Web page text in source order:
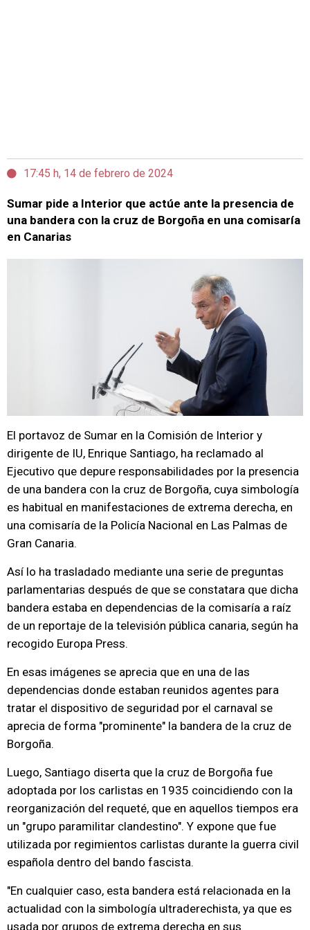
17:45 h, 14 de febrero de 2024
Sumar pide a Interior que actúe ante la presencia de
una bandera con la cruz de Borgoña en una comisaría
en Canarias
El portavoz de Sumar en la Comisión de Interior y
dirigente de IU, Enrique Santiago, ha reclamado al
Ejecutivo que depure responsabilidades por la presencia
de una bandera con la cruz de Borgoña, cuya simbología
es habitual en manifestaciones de extrema derecha, en
una comisaría de la Policía Nacional en Las Palmas de
Gran Canaria.
Así lo ha trasladado mediante una serie de preguntas
parlamentarias después de que se constatara que dicha
bandera estaba en dependencias de la comisaría a raíz
de un reportaje de la televisión pública canaria, según ha
recogido Europa Press.
En esas imágenes se aprecia que en una de las
dependencias donde estaban reunidos agentes para
tratar el dispositivo de seguridad por el carnaval se
aprecia de forma "prominente" la bandera de la cruz de
Borgoña.
Luego, Santiago diserta que la cruz de Borgoña fue
adoptada por los carlistas en 1935 coincidiendo con la
reorganización del requeté, que en aquellos tiempos era
un "grupo paramilitar clandestino". Y expone que fue
utilizada por regimientos carlistas durante la guerra civil
española dentro del bando fascista.
"En cualquier caso, esta bandera está relacionada en la
actualidad con la simbología ultraderechista, ya que es
usada por grupos de extrema derecha en sus